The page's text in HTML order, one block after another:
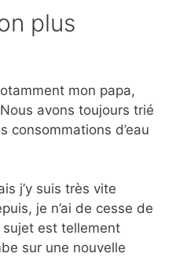
plus
mon papa,
avons toujours trié
consommations d’eau
j’y suis très vite
je n’ai de cesse de
sujet est tellement
sur une nouvelle